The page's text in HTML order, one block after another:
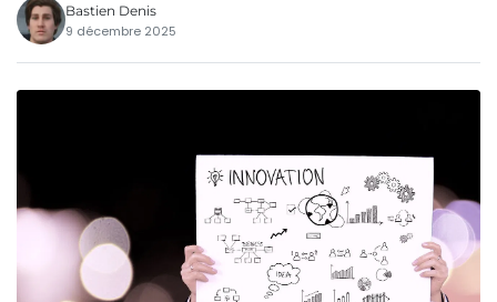
Bastien Denis
9 décembre 2025